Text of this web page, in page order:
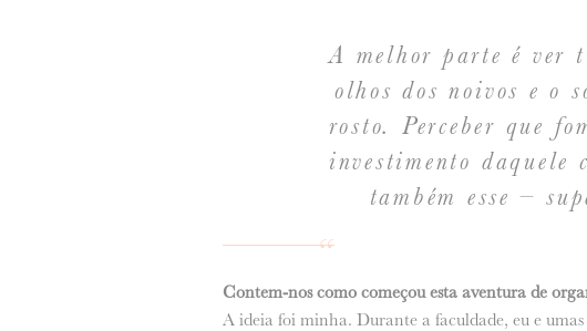
A melhor parte é ver
olhos dos noivos e o
rosto. Perceber que
investimento daquele
também esse –
Contem-nos como começou esta aventura de
A ideia foi minha. Durante a faculdade, eu e